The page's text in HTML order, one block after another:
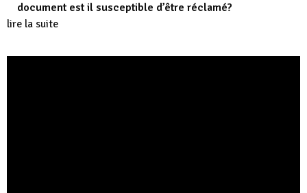
document est il susceptible d’être réclamé?
lire la suite